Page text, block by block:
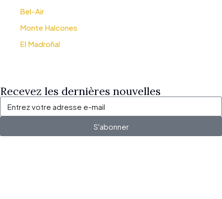
Bel-Air
Monte Halcones
El Madroñal
Recevez les dernières nouvelles
S'abonner